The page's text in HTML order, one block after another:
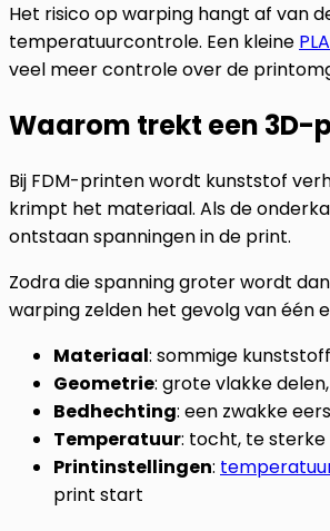
Het risico op warping hangt af van
temperatuurcontrole. Een kleine
veel meer controle over de
Waarom trekt een 3D-
Bij FDM-printen wordt kunststof
krimpt het materiaal. Als de
ontstaan spanningen in de print.
Zodra die spanning groter wordt
warping zelden het gevolg van één
Materiaal: sommige
Geometrie: grote vlakke
Bedhechting: een zwakke
Temperatuur: tocht, te
Printinstellingen:
print start